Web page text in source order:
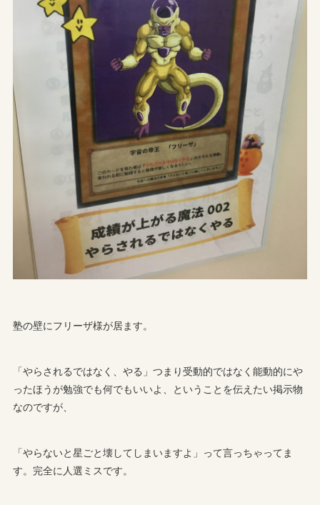
塾の壁にフリーザ様が居ます。
「やらされるではなく、やる」つまり受動的ではなく能動的にや
ったほうが勉強でも何でもいいよ、ということを伝えたい掲示物
なのですが、
「やらないと星ごと壊してしまいますよ」って言っちゃってま
す。完全に人選ミスです。